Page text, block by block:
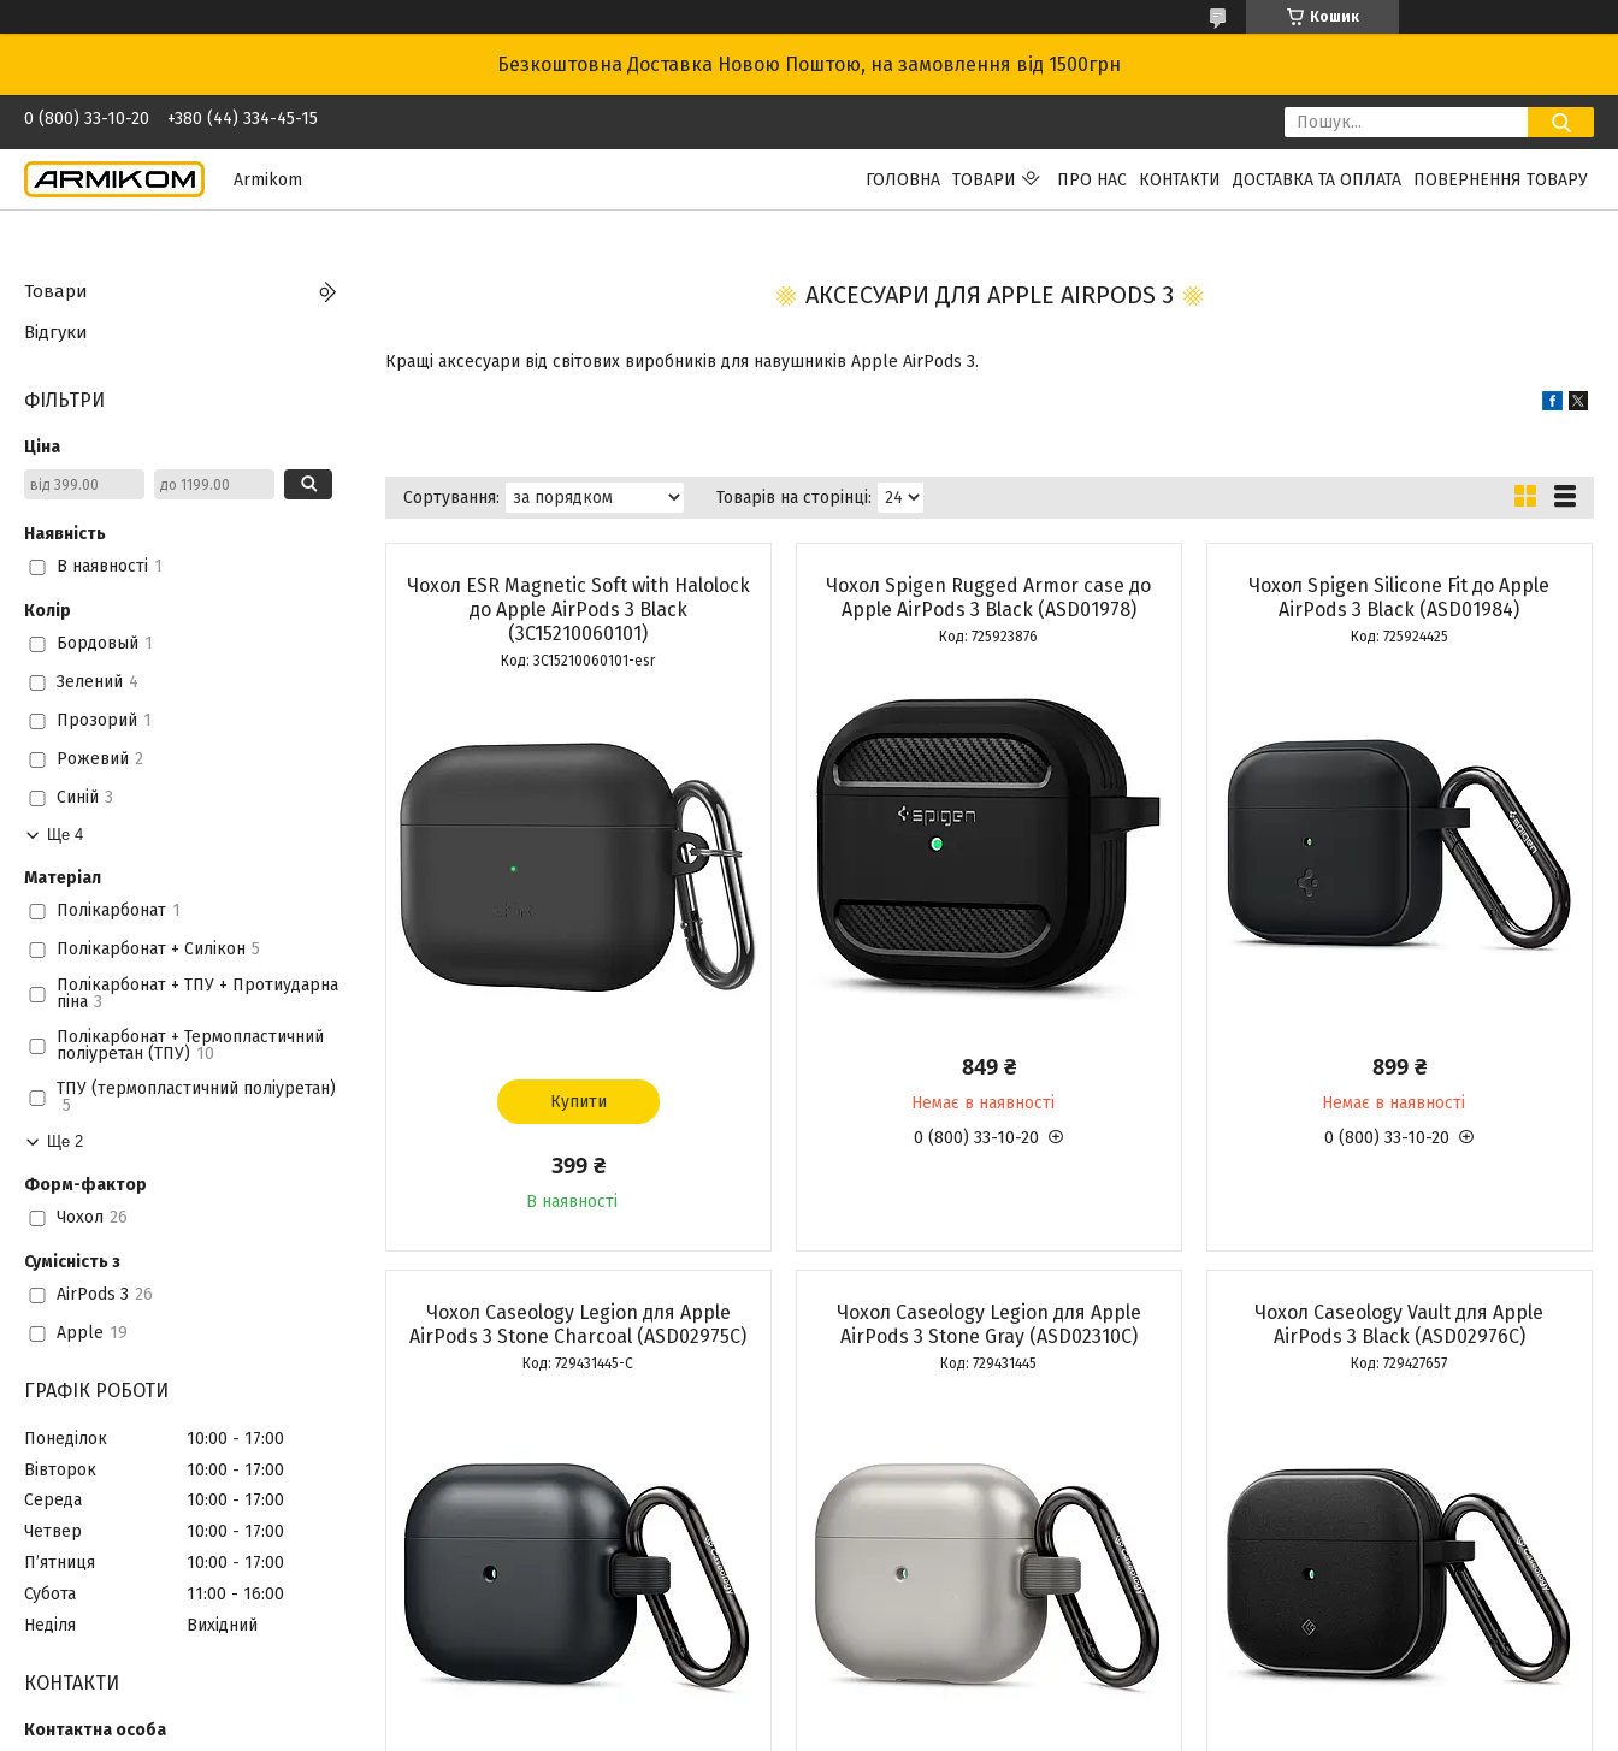
Кошик
Безкоштовна Доставка Новою Поштою, на замовлення від 1500грн
0 (800) 33-10-20 +380 (44) 334-45-15
Armikom ГОЛОВНА ТОВАРИ ПРО НАС КОНТАКТИ ДОСТАВКА ТА ОПЛАТА ПОВЕРНЕННЯ ТОВАРУ
АКСЕСУАРИ ДЛЯ APPLE AIRPODS 3
Кращі аксесуари від світових виробників для навушників Apple AirPods 3.
Чохол ESR Magnetic Soft with Halolock
до Apple AirPods 3 Black
(3C15210060101)
3C15210060101-esr
Купити
399 ₴
В наявності
Чохол Spigen Rugged Armor case до
Apple AirPods 3 Black (ASD01978)
725923876
849 ₴
Немає в наявності
0 (800) 33-10-20
Чохол Spigen Silicone Fit до Apple
AirPods 3 Black (ASD01984)
725924425
899 ₴
Немає в наявності
0 (800) 33-10-20
Чохол Caseology Legion для Apple
AirPods 3 Stone Charcoal (ASD02975C)
729431445-C
Чохол Caseology Legion для Apple
AirPods 3 Stone Gray (ASD02310C)
729431445
Чохол Caseology Vault для Apple
AirPods 3 Black (ASD02976C)
729427657
Товари
Відгуки
ФІЛЬТРИ
Ціна
Наявність
В наявності 1
Колір
Бордовый 1
Зелений 4
Прозорий 1
Рожевий 2
Синій 3
Ще 4
Матеріал
Полікарбонат 1
Полікарбонат + Силікон 5
Полікарбонат + ТПУ + Протиударна
піна 3
Полікарбонат + Термопластичний
поліуретан (ТПУ) 10
ТПУ (термопластичний поліуретан)
5
Ще 2
Форм-фактор
Чохол 26
Сумісність з
AirPods 3 26
Apple 19
ГРАФІК РОБОТИ
Понеділок 10:00
17:00
Вівторок
10:00
17:00
Середа
10:00
17:00
Четвер
10:00
17:00
Пʼятниця
10:00
17:00
Субота
11:00
16:00
Неділя
Вихідний
КОНТАКТИ